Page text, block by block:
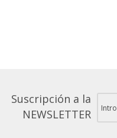
Suscripción a la
NEWSLETTER